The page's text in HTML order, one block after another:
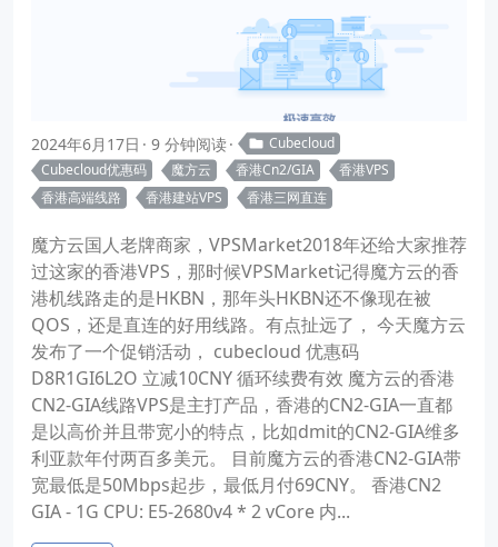
2024年6月17日 9 分钟阅读
Cubecloud
Cubecloud优惠码
魔方云 香港Cn2/GIA
香港VPS
香港高端线路
香港建站VPS 香港三网直连
魔方云国人老牌商家，VPSMarket2018年还给大家推荐
过这家的香港VPS，那时候VPSMarket记得魔方云的香
港机线路走的是HKBN，那年头HKBN还不像现在被
QOS，还是直连的好用线路。有点扯远了， 今天魔方云
发布了一个促销活动， cubecloud 优惠码
D8R1GI6L2O 立减10CNY 循环续费有效 魔方云的香港
CN2-GIA线路VPS是主打产品，香港的CN2-GIA一直都
是以高价并且带宽小的特点，比如dmit的CN2-GIA维多
利亚款年付两百多美元。 目前魔方云的香港CN2-GIA带
宽最低是50Mbps起步，最低月付69CNY。 香港CN2
GIA - 1G CPU: E5-2680v4 * 2 vCore 内...